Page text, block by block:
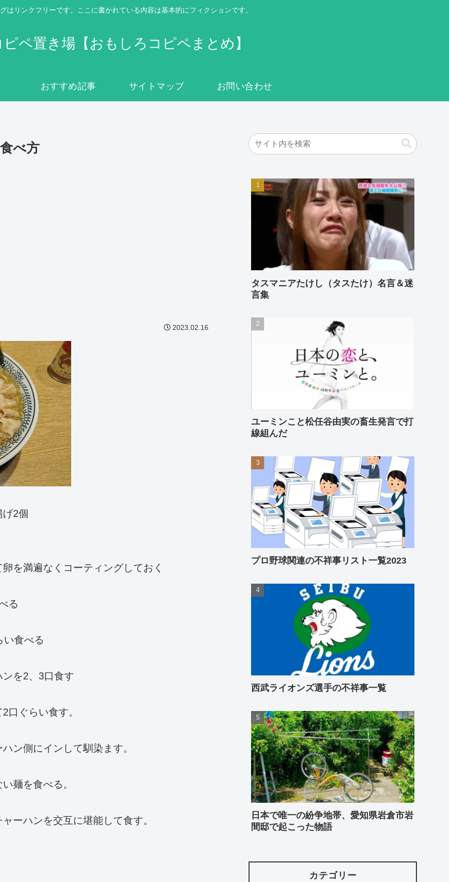
はリンクフリーです。ここに書かれている内容は基本的にフィクションです。
ピペ置き場【おもしろコピペまとめ】
おすすめ記事 サイトマップ お問い合わせ
べ方
2023.02.16
2個
を満遍なくコーティングしておく
る
い食べる
を2、3口食す
口ぐらい食す。
ン側にインして馴染ます。
麺を食べる。
ーハンを交互に堪能して食す。
タスマニアたけし（タスたけ）名言＆迷
言集
ユーミンこと松任谷由実の畜生発言で打
線組んだ
プロ野球関連の不祥事リスト一覧2023
西武ライオンズ選手の不祥事一覧
日本で唯一の紛争地帯、愛知県岩倉市岩
間邸で起こった物語
カテゴリー